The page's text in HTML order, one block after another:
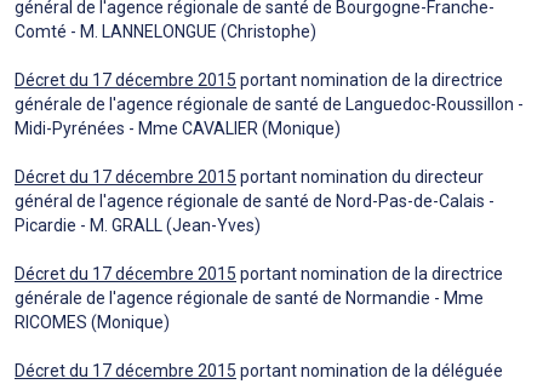
général de l'agence régionale de santé de Bourgogne-Franche-
Comté - M. LANNELONGUE (Christophe)
Décret du 17 décembre 2015 portant nomination de la directrice
générale de l'agence régionale de santé de Languedoc-Roussillon -
Midi-Pyrénées - Mme CAVALIER (Monique)
Décret du 17 décembre 2015 portant nomination du directeur
général de l'agence régionale de santé de Nord-Pas-de-Calais -
Picardie - M. GRALL (Jean-Yves)
Décret du 17 décembre 2015 portant nomination de la directrice
générale de l'agence régionale de santé de Normandie - Mme
RICOMES (Monique)
Décret du 17 décembre 2015 portant nomination de la déléguée